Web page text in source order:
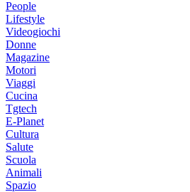
People
Lifestyle
Videogiochi
Donne
Magazine
Motori
Viaggi
Cucina
Tgtech
E-Planet
Cultura
Salute
Scuola
Animali
Spazio